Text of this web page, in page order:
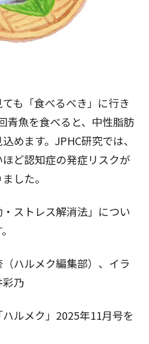
も「食べるべき」に行き
青魚を食べると、中性脂肪
めます。JPHC研究では、
ど認知症の発症リスクが
した。
ストレス解消法」につい
ハルメク編集部）、イラ
乃
ルメク」2025年11月号を